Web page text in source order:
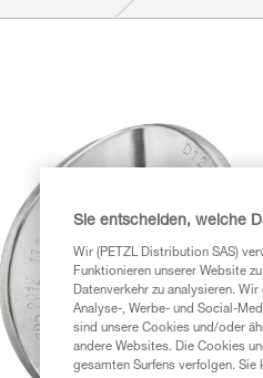
Sie entscheiden, welche
Wir (PETZL Distribution SAS)
Funktionieren unserer Website
Datenverkehr zu analysieren.
Analyse-, Werbe- und Social-
sind unsere Cookies und/oder
andere Websites. Die Cookies
gesamten Surfens verfolgen.